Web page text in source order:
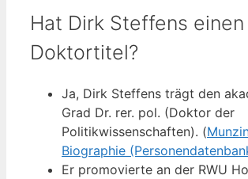
Hat Dirk Steffens einen
Doktortitel?
Ja, Dirk Steffens trägt den
Grad Dr. rer. pol. (Doktor der
Politikwissenschaften). (
Biographie
Er promovierte an der RWU